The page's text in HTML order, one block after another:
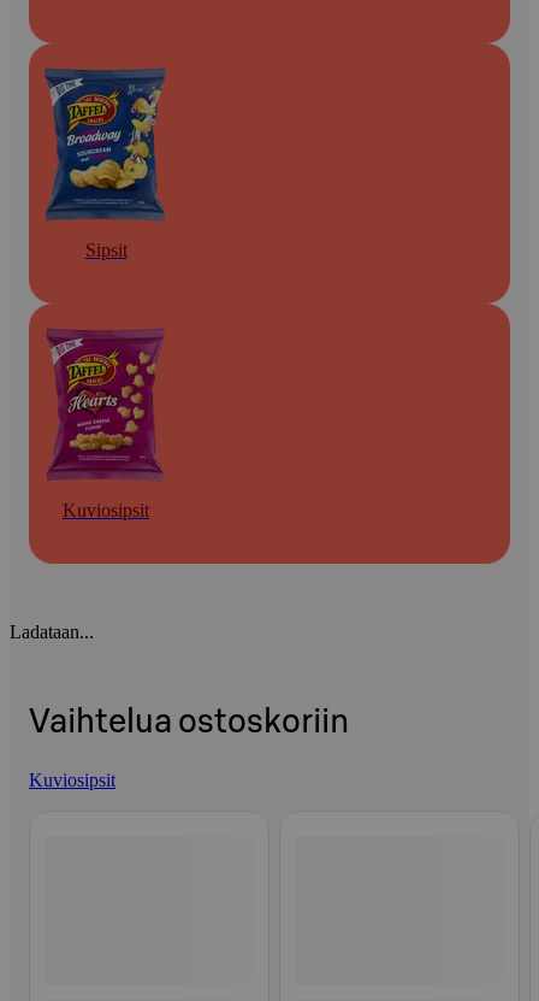
Sipsit
Kuviosipsit
Ladataan...
Vaihtelua ostoskoriin
Kuviosipsit